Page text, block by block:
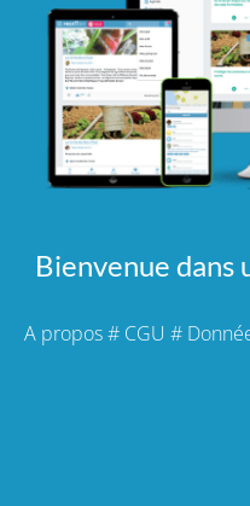
Bienvenue dans
A propos# CGU #